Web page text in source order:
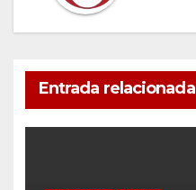
Entrada relacionada